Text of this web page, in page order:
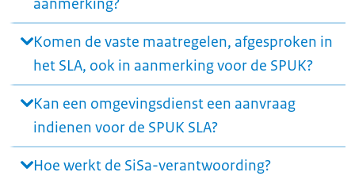
aanmerking?
Komen de vaste maatregelen, afgesproken in
het SLA, ook in aanmerking voor de SPUK?
Kan een omgevingsdienst een aanvraag
indienen voor de SPUK SLA?
Hoe werkt de SiSa-verantwoording?